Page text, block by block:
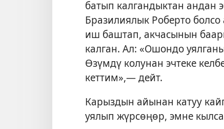
батып калгандыктан андан
Бразилиялык Роберто
иш баштап, акчасынын
калган. Ал: «Ошондо
Өзүмдү колунан эчтеке
кеттим»,— дейт.
Карыздын айынан катуу
уялып жүрсөңөр, эмне